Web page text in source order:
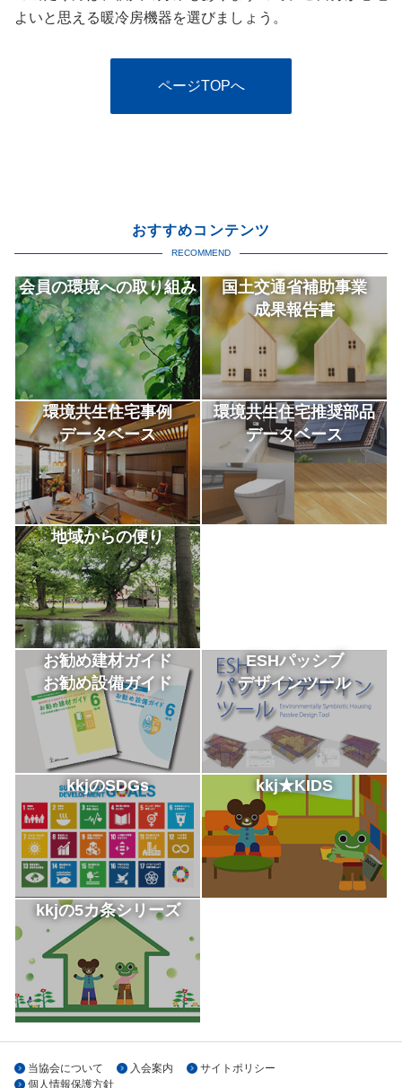
よいと思える暖冷房機器を選びましょう。
ページTOPへ
おすすめコンテンツ
RECOMMEND
会員の環境への取り組み
国土交通省補助事業
成果報告書
環境共生住宅事例
データベース
環境共生住宅推奨部品
データベース
地域からの便り
お勧め建材ガイド
お勧め設備ガイド
ESHパッシブ
デザインツール
kkjのSDGs kkj★KIDS
kkjの5カ条シリーズ
当協会について 入会案内
サイトポリシー
個人情報保護方針